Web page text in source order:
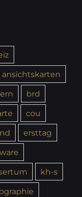
ansichtskarten
brd
cou
ersttag
kh-s